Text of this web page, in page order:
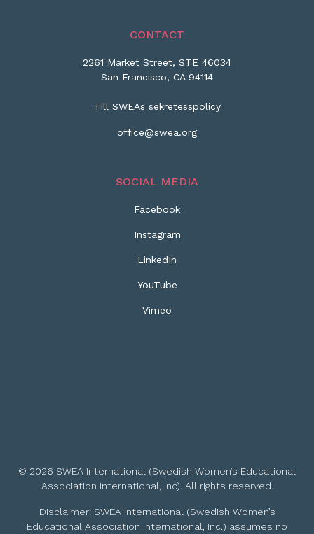
CONTACT
2261 Market Street, STE 46034
San Francisco, CA 94114
Till SWEAs sekretesspolicy
office@swea.org
SOCIAL MEDIA
Facebook
Instagram
LinkedIn
YouTube
Vimeo
© 2026 SWEA International (Swedish Women’s Educational
Association International, Inc). All rights reserved.
Disclaimer: SWEA International (Swedish Women’s
Educational Association International, Inc.) assumes no